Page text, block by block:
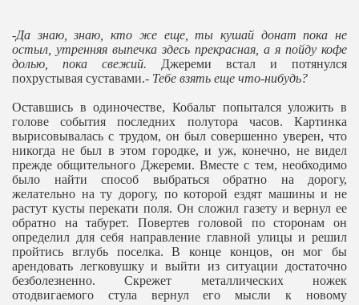
-Да знаю, знаю, кто же еще, ты кушай донат пока не
остыл, утренняя выпечка здесь прекрасная, а я пойду кофе
долью, пока свежий. Джереми встал и потянулся
похрустывая суставами.- Тебе взять еще что-нибудь?
Оставшись в одиночестве, Кобальт попытался уложить в
голове события последних полутора часов. Картинка
вырисовывалась с трудом, он был совершенно уверен, что
никогда не был в этом городке, и уж, конечно, не видел
прежде общительного Джереми. Вместе с тем, необходимо
было найти способ выбраться обратно на дорогу,
желательно на ту дорогу, по которой ездят машины и не
растут кусты перекати поля. Он сложил газету и вернул ее
обратно на табурет. Повертев головой по сторонам он
определил для себя направление главной улицы и решил
пройтись вглубь поселка. В конце концов, он мог бы
арендовать легковушку и выйти из ситуации достаточно
безболезненно. Скрежет металлических ножек
отодвигаемого стула вернул его мысли к новому